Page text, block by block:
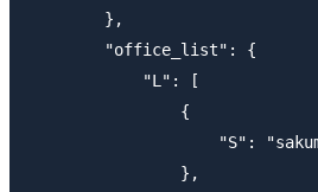
        },
        "office_list": {
            "L": [
                {
"S":
                },